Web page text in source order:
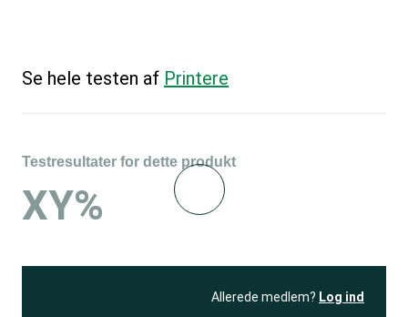
Se hele testen af Printere
Testresultater for dette produkt
XY%
Allerede medlem? Log ind